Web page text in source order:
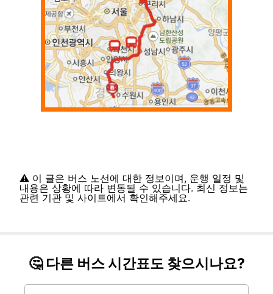
⚠️ 이 글은 버스 노선에 대한 정보이며, 운행 일정 및
내용은 상황에 따라 변동될 수 있습니다. 최신 정보는
관련 기관 및 사이트에서 확인해주세요.
🤔 다른 버스 시간표도 찾으시나요?